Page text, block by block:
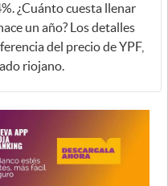
¿Cuánto cuesta llenar
un año? Los detalles
del precio de YPF,
riojano.